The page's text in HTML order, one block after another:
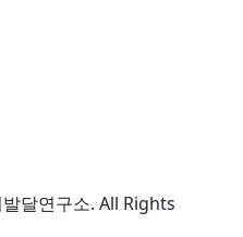
달연구소. All Rights